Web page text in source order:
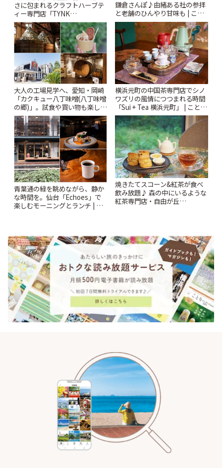
さに包まれるクラフトハーブテ
ィー専門店「TYNK
Kabutocho」 | ことりっぷ
鎌倉さんぽ♪由緒ある社の参拝
と老舗のひんやり甘味も | こと
りっぷ
大人の工場見学へ、愛知・岡崎
「カクキュー八丁味噌(八丁味噌
の郷)」。試食や買い物も楽しみ
♪ | ことりっぷ
横浜元町の中国茶専門店でシノ
ワズリの風情につつまれる時間
「Sui + Tea 横浜元町」 | ことり
っぷ
青葉通の緑を眺めながら、静か
な時間を。仙台「Echoes」で
楽しむモーニングとランチ | こ
焼きたてスコーン&紅茶が食べ
飲み放題♪ 森の中にいるような
紅茶専門店・自由が丘